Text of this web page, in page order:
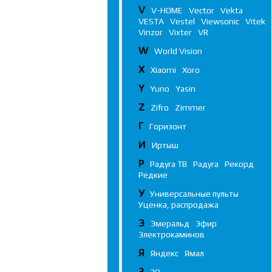
V V-HOME Vector
Vekta
VESTA
Vestel Viewsonic
Vitek
Vinzor
Vixter VR
W World Vision
X Xiaomi Xoro
Y Yuno Yasin
Z Zifro Zimmer
Г Горизонт
И Иртыш
Р Радуга ТВ Радуга
Рекорд
Редкие
У
Универсальные пульты
Уценка, распродажа
Э Эмеральд
Эфир
Электрокаминов
Я Яндекс Ямал